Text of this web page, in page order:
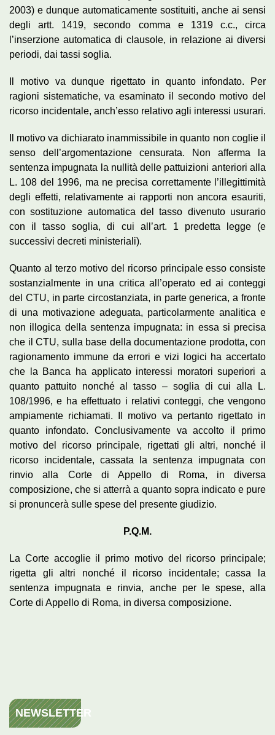
2003) e dunque automaticamente sostituiti, anche ai sensi
degli artt. 1419, secondo comma e 1319 c.c., circa
l’inserzione automatica di clausole, in relazione ai diversi
periodi, dai tassi soglia.
Il motivo va dunque rigettato in quanto infondato. Per
ragioni sistematiche, va esaminato il secondo motivo del
ricorso incidentale, anch’esso relativo agli interessi usurari.
Il motivo va dichiarato inammissibile in quanto non coglie il
senso dell’argomentazione censurata. Non afferma la
sentenza impugnata la nullità delle pattuizioni anteriori alla
L. 108 del 1996, ma ne precisa correttamente l’illegittimità
degli effetti, relativamente ai rapporti non ancora esauriti,
con sostituzione automatica del tasso divenuto usurario
con il tasso soglia, di cui all’art. 1 predetta legge (e
successivi decreti ministeriali).
Quanto al terzo motivo del ricorso principale esso consiste
sostanzialmente in una critica all’operato ed ai conteggi
del CTU, in parte circostanziata, in parte generica, a fronte
di una motivazione adeguata, particolarmente analitica e
non illogica della sentenza impugnata: in essa si precisa
che il CTU, sulla base della documentazione prodotta, con
ragionamento immune da errori e vizi logici ha accertato
che la Banca ha applicato interessi moratori superiori a
quanto pattuito nonché al tasso – soglia di cui alla L.
108/1996, e ha effettuato i relativi conteggi, che vengono
ampiamente richiamati. Il motivo va pertanto rigettato in
quanto infondato. Conclusivamente va accolto il primo
motivo del ricorso principale, rigettati gli altri, nonché il
ricorso incidentale, cassata la sentenza impugnata con
rinvio alla Corte di Appello di Roma, in diversa
composizione, che si atterrà a quanto sopra indicato e pure
si pronuncerà sulle spese del presente giudizio.
P.Q.M.
La Corte accoglie il primo motivo del ricorso principale;
rigetta gli altri nonché il ricorso incidentale; cassa la
sentenza impugnata e rinvia, anche per le spese, alla
Corte di Appello di Roma, in diversa composizione.
NEWSLETTER